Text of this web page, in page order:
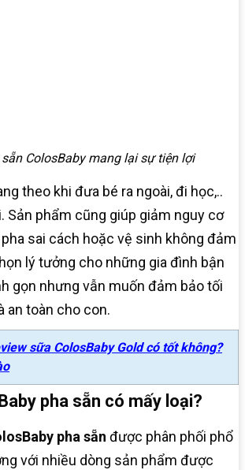
ColosBaby mang lại sự tiện lợi
theo khi đưa bé ra ngoài, đi học,..
Sản phẩm cũng giúp giảm nguy cơ
sai cách hoặc vệ sinh không đảm
lý tưởng cho những gia đình bận
gọn nhưng vẫn muốn đảm bảo tối
an toàn cho con.
sữa ColosBaby Gold có tốt không?
pha sẵn có mấy loại?
pha sẵn được phân phối phổ
với nhiều dòng sản phẩm được